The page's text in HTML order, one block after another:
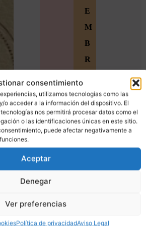
consentimiento
utilizamos tecnologías como las
o acceder a la información del dispositivo. El
nos permitirá procesar datos como el
o las identificaciones únicas en este sitio.
puede afectar negativamente a
Aceptar
Denegar
Ver preferencias
Política de privacidadAviso Legal
E
M
B
R
S
Ú
n
e
a